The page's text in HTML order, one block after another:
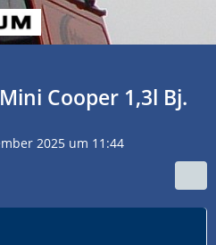
Cooper 1,3l Bj.
2025 um 11:44